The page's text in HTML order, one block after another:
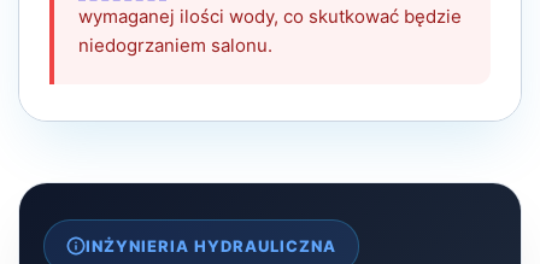
wymaganej ilości wody, co skutkować będzie
niedogrzaniem salonu.
INŻYNIERIA HYDRAULICZNA